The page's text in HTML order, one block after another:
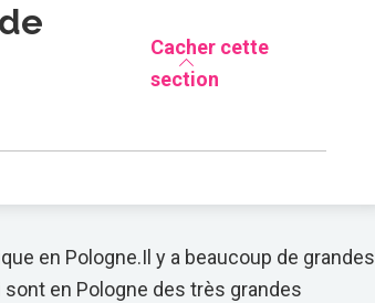
Cacher cette
section
en Pologne.Il y a beaucoup de grandes
en Pologne des très grandes